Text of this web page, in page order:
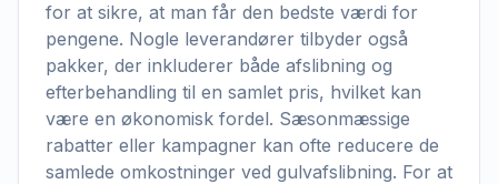
for at sikre, at man får den bedste værdi for
pengene. Nogle leverandører tilbyder også
pakker, der inkluderer både afslibning og
efterbehandling til en samlet pris, hvilket kan
være en økonomisk fordel. Sæsonmæssige
rabatter eller kampagner kan ofte reducere de
samlede omkostninger ved gulvafslibning. For at